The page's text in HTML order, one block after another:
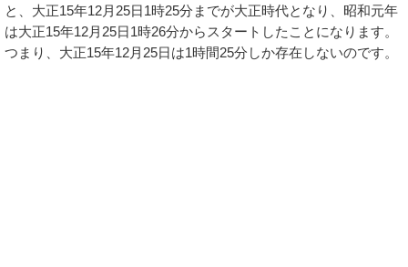
と、大正15年12月25日1時25分までが大正時代となり、昭和元年
は大正15年12月25日1時26分からスタートしたことになります。
つまり、大正15年12月25日は1時間25分しか存在しないのです。